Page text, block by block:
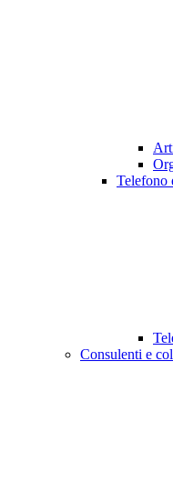
Telefono
Consulenti e